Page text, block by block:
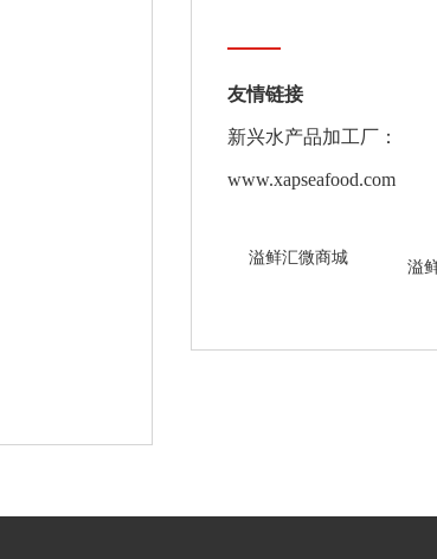
友情链接
新兴水产品加工厂：
www.xapseafood.com
溢鲜汇微商城
溢